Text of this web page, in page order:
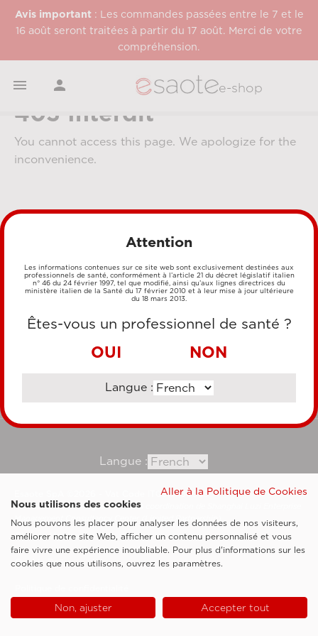
Avis important: Les commandes passées entre le 7 et le
16 août seront traitées à partir du 17 août. Merci de votre
compréhension.
  e-shop
403 Interdit
You cannot access this page. We apologize for the
inconvenience.
MÉTHODES DE PAIEMENT
VIREMENT BANCAIRE
Langue :
Esaote SpA ©2026 - Vat Code IT05131180969
Société soumise à la gestion et à la coordination de Shanghai Luzi Enterprise
Management Consultancy Center (Limited Partnership)
Clauses légales
Cookie Policy
Attention
Les informations contenues sur ce site web sont exclusivement destinées aux
professionnels de santé, conformément à l’article 21 du décret législatif italien
n° 46 du 24 février 1997, tel que modifié, ainsi qu’aux lignes directrices du
ministère italien de la Santé du 17 février 2010 et à leur mise à jour ultérieure
du 18 mars 2013.
Êtes-vous un professionnel de santé ?
OUI NON
Langue :
Aller à la Politique de Cookies
Nous utilisons des cookies
Nous pouvons les placer pour analyser les données de nos visiteurs,
améliorer notre site Web, afficher un contenu personnalisé et vous
faire vivre une expérience inoubliable. Pour plus d'informations sur les
cookies que nous utilisons, ouvrez les paramètres.
Non, ajuster Accepter tout